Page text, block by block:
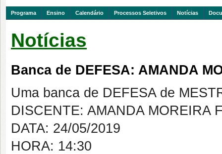
Programa Ensino Calendário Processos Seletivos Notícias
Notícias
Banca de DEFESA: AMANDA
Uma banca de DEFESA de
DISCENTE: AMANDA MOREIRA
DATA: 24/05/2019
HORA: 14:30